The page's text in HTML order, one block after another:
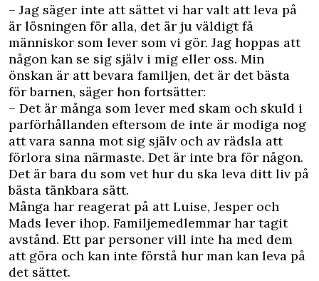
– Jag säger inte att sättet vi har valt att leva på
är lösningen för alla, det är ju väldigt få
människor som lever som vi gör. Jag hoppas att
någon kan se sig själv i mig eller oss. Min
önskan är att bevara familjen, det är det bästa
för barnen, säger hon fortsätter:
– Det är många som lever med skam och skuld i
parförhållanden eftersom de inte är modiga nog
att vara sanna mot sig själv och av rädsla att
förlora sina närmaste. Det är inte bra för någon.
Det är bara du som vet hur du ska leva ditt liv på
bästa tänkbara sätt.
Många har reagerat på att Luise, Jesper och
Mads lever ihop. Familjemedlemmar har tagit
avstånd. Ett par personer vill inte ha med dem
att göra och kan inte förstå hur man kan leva på
det sättet.